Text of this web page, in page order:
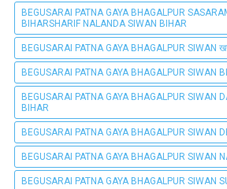
BEGUSARAI PATNA GAYA BHAGALPUR
BIHARSHARIF NALANDA SIWAN BIHAR
BEGUSARAI PATNA GAYA BHAGALPUR SIWAN
BEGUSARAI PATNA GAYA BHAGALPUR SIWAN
BEGUSARAI PATNA GAYA BHAGALPUR SIWAN
BIHAR
BEGUSARAI PATNA GAYA BHAGALPUR SIWAN
BEGUSARAI PATNA GAYA BHAGALPUR SIWAN
BEGUSARAI PATNA GAYA BHAGALPUR SIWAN